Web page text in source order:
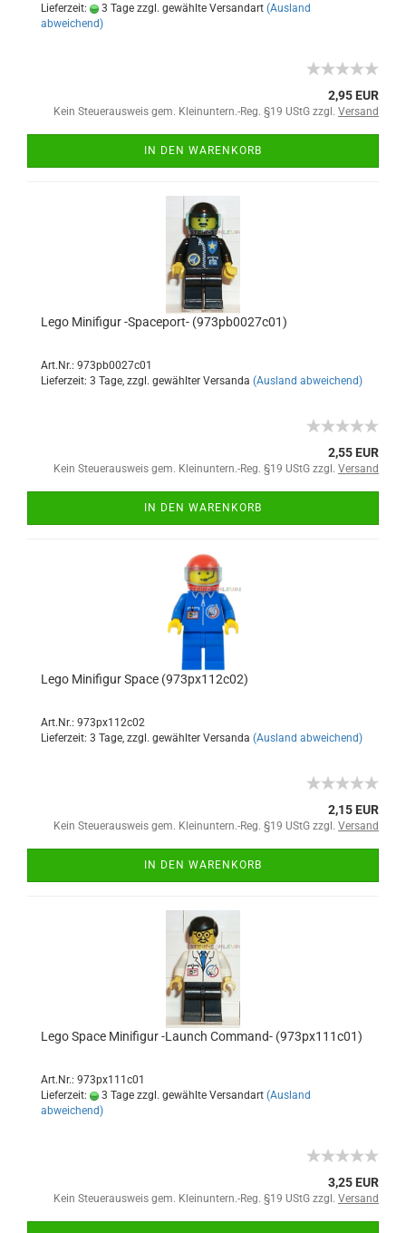
Lieferzeit:
3 Tage zzgl. gewählte Versandart (Ausland
abweichend)
2,95 EUR
Kein Steuerausweis gem. Kleinuntern.-Reg. §19 UStG zzgl. Versand
IN DEN WARENKORB
Lego Minifigur -Spaceport- (973pb0027c01)
Art.Nr.: 973pb0027c01
Lieferzeit: 3 Tage, zzgl. gewählter Versanda (Ausland abweichend)
2,55 EUR
Kein Steuerausweis gem. Kleinuntern.-Reg. §19 UStG zzgl. Versand
IN DEN WARENKORB
Lego Minifigur Space (973px112c02)
Art.Nr.: 973px112c02
Lieferzeit: 3 Tage, zzgl. gewählter Versanda (Ausland abweichend)
2,15 EUR
Kein Steuerausweis gem. Kleinuntern.-Reg. §19 UStG zzgl. Versand
IN DEN WARENKORB
Lego Space Minifigur -Launch Command- (973px111c01)
Art.Nr.: 973px111c01
Lieferzeit:
3 Tage zzgl. gewählte Versandart (Ausland
abweichend)
3,25 EUR
Kein Steuerausweis gem. Kleinuntern.-Reg. §19 UStG zzgl. Versand